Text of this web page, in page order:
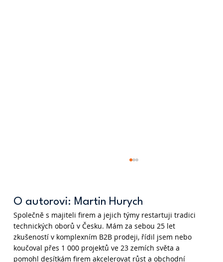
O autorovi: Martin Hurych
Společně s majiteli firem a jejich týmy restartuji tradici
technických oborů v Česku. Mám za sebou 25 let
zkušeností v komplexním B2B prodeji, řídil jsem nebo
koučoval přes 1 000 projektů ve 23 zemích světa a
pomohl desítkám firem akcelerovat růst a obchodní